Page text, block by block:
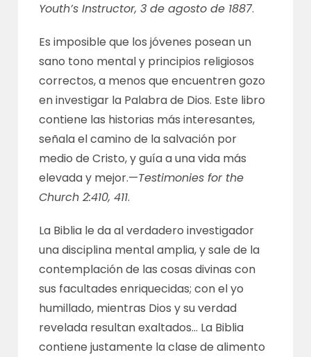
Youth’s Instructor, 3 de agosto de 1887.
Es imposible que los jóvenes posean un
sano tono mental y principios religiosos
correctos, a menos que encuentren gozo
en investigar la Palabra de Dios. Este libro
contiene las historias más interesantes,
señala el camino de la salvación por
medio de Cristo, y guía a una vida más
elevada y mejor.—Testimonies for the
Church 2:410, 411.
La Biblia le da al verdadero investigador
una disciplina mental amplia, y sale de la
contemplación de las cosas divinas con
sus facultades enriquecidas; con el yo
humillado, mientras Dios y su verdad
revelada resultan exaltados… La Biblia
contiene justamente la clase de alimento